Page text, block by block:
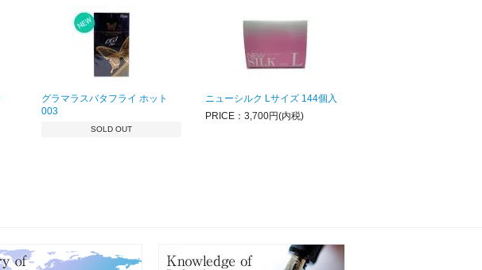
グラマラスバタフライ ホット
003
SOLD OUT
ニューシルク Lサイズ 144個入
PRICE：3,700円(内税)